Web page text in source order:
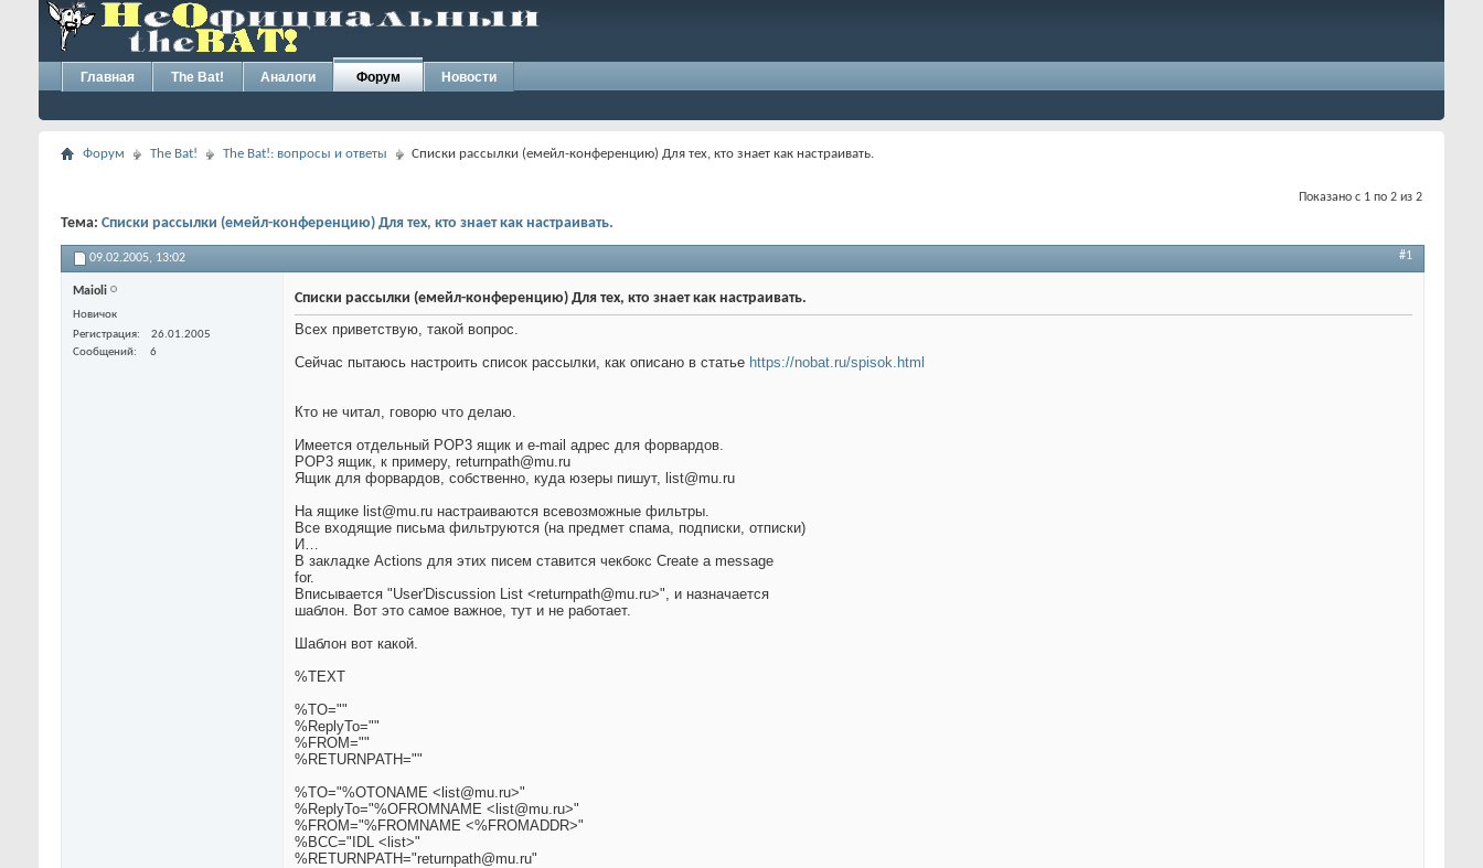
Главная The Bat! Аналоги Форум Новости
Форум The Bat! The Bat!: вопросы и ответы Списки рассылки (емейл-конференцию) Для тех, кто знает как настраивать.
Показано с 1 по 2 из 2
Тема: Списки рассылки (емейл-конференцию) Для тех, кто знает как настраивать.
09.02.2005, 13:02 #1
Maioli
Новичок
Регистрация
26.01.2005
Сообщений
6
Списки рассылки (емейл-конференцию) Для тех, кто знает как настраивать.
Всех приветствую, такой вопрос.
Сейчас пытаюсь настроить список рассылки, как описано в статье https://nobat.ru/spisok.html
Кто не читал, говорю что делаю.
Имеется отдельный POP3 ящик и e-mail адрес для форвардов.
POP3 ящик, к примеру, returnpath@mu.ru
Ящик для форвардов, собственно, куда юзеры пишут, list@mu.ru
На ящике list@mu.ru настраиваются всевозможные фильтры.
Все входящие письма фильтруются (на предмет спама, подписки, отписки)
И…
В закладке Actions для этих писем ставится чекбокс Create a message
for.
Вписывается "User'Discussion List <returnpath@mu.ru>", и назначается
шаблон. Вот это самое важное, тут и не работает.
Шаблон вот какой.
%TEXT
%TO=""
%ReplyTo=""
%FROM=""
%RETURNPATH=""
%TO="%OTONAME <list@mu.ru>"
%ReplyTo="%OFROMNAME <list@mu.ru>"
%FROM="%FROMNAME <%FROMADDR>"
%BCC="IDL <list>"
%RETURNPATH="returnpath@mu.ru"